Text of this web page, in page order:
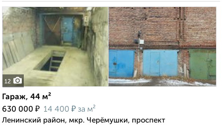
12
Гараж, 44 м²
630 000 ₽ 14 400 ₽ за м²
Ленинский район, мкр. Черёмушки, проспект